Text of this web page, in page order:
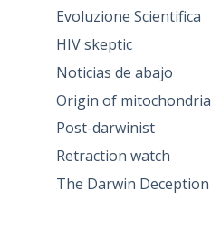
Evoluzione Scientifica
HIV skeptic
Noticias de abajo
Origin of mitochondria
Post-darwinist
Retraction watch
The Darwin Deception